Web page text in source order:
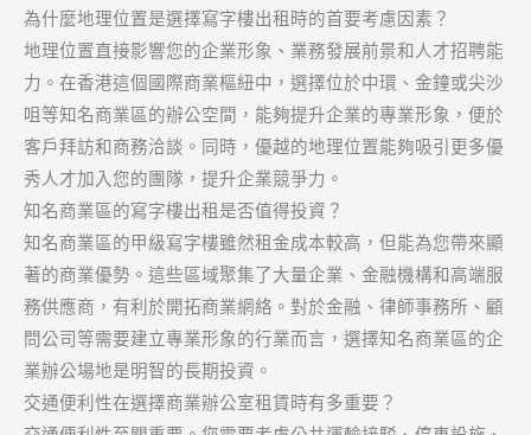
為什麼地理位置是選擇寫字樓出租時的首要考慮因素？
地理位置直接影響您的企業形象、業務發展前景和人才招聘能
力。在香港這個國際商業樞紐中，選擇位於中環、金鐘或尖沙
咀等知名商業區的辦公空間，能夠提升企業的專業形象，便於
客戶拜訪和商務洽談。同時，優越的地理位置能夠吸引更多優
秀人才加入您的團隊，提升企業競爭力。
知名商業區的寫字樓出租是否值得投資？
知名商業區的甲級寫字樓雖然租金成本較高，但能為您帶來顯
著的商業優勢。這些區域聚集了大量企業、金融機構和高端服
務供應商，有利於開拓商業網絡。對於金融、律師事務所、顧
問公司等需要建立專業形象的行業而言，選擇知名商業區的企
業辦公場地是明智的長期投資。
交通便利性在選擇商業辦公室租賃時有多重要？